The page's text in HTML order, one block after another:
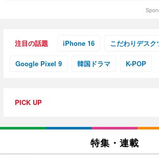
注目の話題 iPhone 16 こだわりデスク
Google Pixel 9 韓国ドラマ K-POP
PICK UP
特集・連載